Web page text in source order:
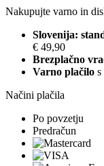
Nakupujte varno in
Slovenija:
€ 49,90
Brezplačno
Varno plačilo s
Načini plačila
Po povzetju
Predračun